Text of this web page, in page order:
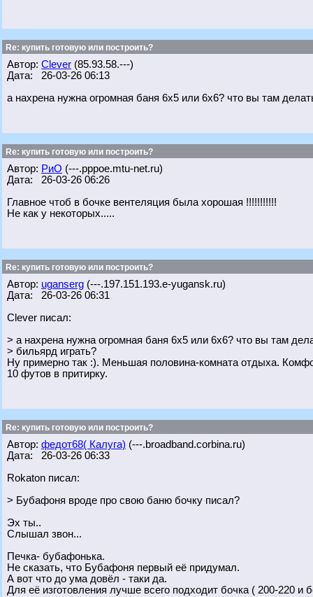
Re: купить готовую или построить?
Автор: Clever (85.93.58.---)
Дата: 26-03-26 06:13
а нахрена нужна огромная баня 6х5 или 6х6? что вы там
Re: купить готовую или построить?
Автор: РиО (---.pppoe.mtu-net.ru)
Дата: 26-03-26 06:26
Главное чтоб в бочке вентеляция была хорошая !!!!!!!!!!!
Не как у некоторых.....
Re: купить готовую или построить?
Автор: uganserg (---.197.151.193.e-yugansk.ru)
Дата: 26-03-26 06:31
Clever писал:
> а нахрена нужна огромная баня 6х5 или 6х6? что вы там
> бильярд играть?
Ну примерно так :). Меньшая половина-комната отдыха.
10 футов в притирку.
Re: купить готовую или построить?
Автор: федот68( Калуга) (---.broadband.corbina.ru)
Дата: 26-03-26 06:33
Rokaton писал:
> Бубафоня вроде про свою баню бочку писал?
Эх ты..
Слышал звон...
Печка- бубафонька.
Не сказать, что Бубафоня первый её придумал.
А вот что до ума довёл - таки да.
Для её изготовления лучше всего подходит бочка ( 200-220